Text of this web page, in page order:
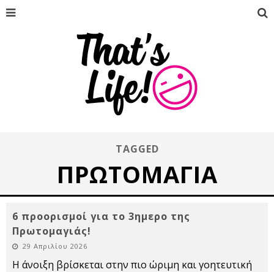
TAGGED
ΠΡΩΤΟΜΑΓΙΆ
6 προορισμοί για το 3ημερο της
Πρωτομαγιάς!
29 Απριλίου 2026
Η άνοιξη βρίσκεται στην πιο ώριμη και γοητευτική